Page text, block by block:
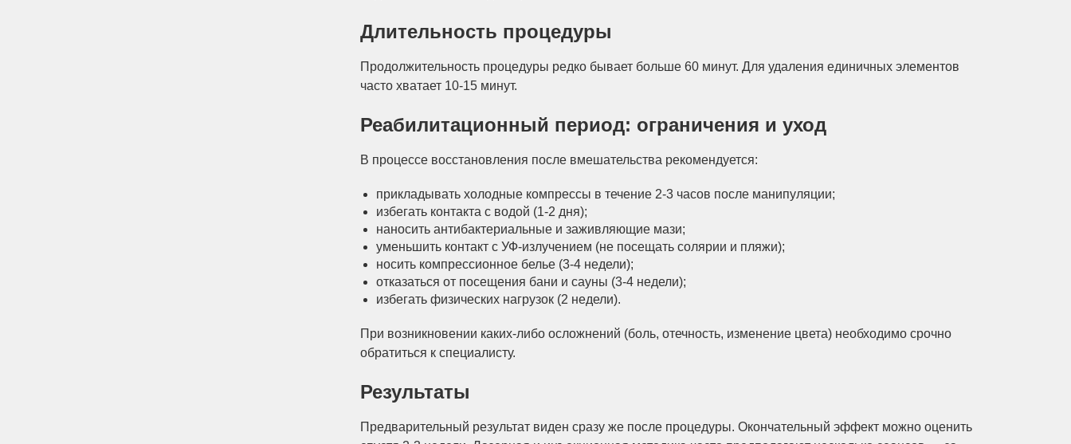
Длительность процедуры
Продолжительность процедуры редко бывает больше 60 минут. Для удаления единичных элементов
часто хватает 10-15 минут.
Реабилитационный период: ограничения и уход
В процессе восстановления после вмешательства рекомендуется:
прикладывать холодные компрессы в течение 2-3 часов после манипуляции;
избегать контакта с водой (1-2 дня);
наносить антибактериальные и заживляющие мази;
уменьшить контакт с УФ-излучением (не посещать солярии и пляжи);
носить компрессионное белье (3-4 недели);
отказаться от посещения бани и сауны (3-4 недели);
избегать физических нагрузок (2 недели).
При возникновении каких-либо осложнений (боль, отечность, изменение цвета) необходимо срочно
обратиться к специалисту.
Результаты
Предварительный результат виден сразу же после процедуры. Окончательный эффект можно оценить